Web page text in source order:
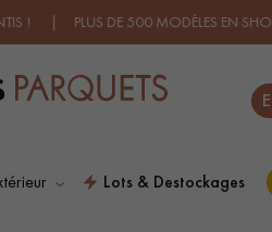
DE 500 MODÈLES EN
Lots & Destockages
PLUS COURANTES